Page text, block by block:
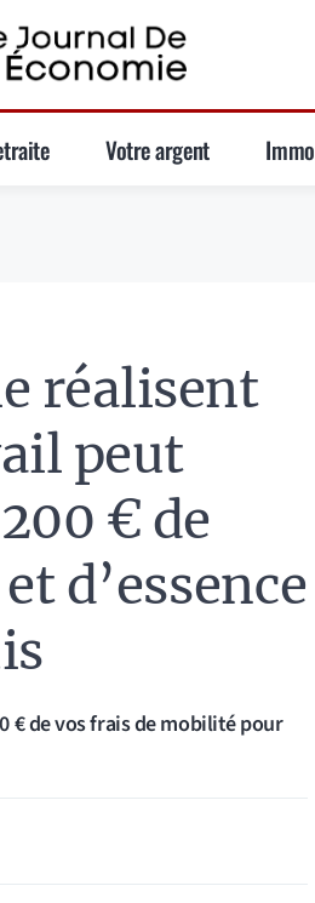
Votre argent Immo
réalisent
peut
€ de
d’essence
€ de vos frais de mobilité pour